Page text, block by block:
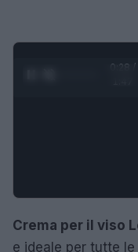
0:29 /
Crema per il viso
e ideale per tutte